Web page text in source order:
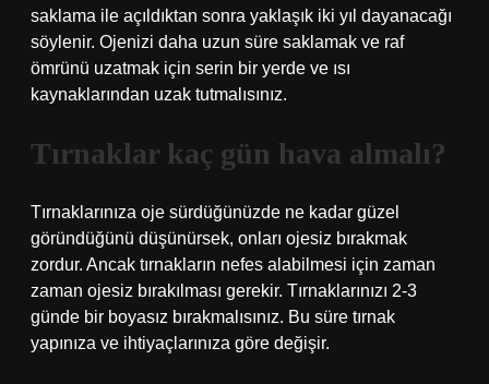
saklama ile açıldıktan sonra yaklaşık iki yıl dayanacağı
söylenir. Ojenizi daha uzun süre saklamak ve raf
ömrünü uzatmak için serin bir yerde ve ısı
kaynaklarından uzak tutmalısınız.
Tırnaklar kaç gün hava almalı?
Tırnaklarınıza oje sürdüğünüzde ne kadar güzel
göründüğünü düşünürsek, onları ojesiz bırakmak
zordur. Ancak tırnakların nefes alabilmesi için zaman
zaman ojesiz bırakılması gerekir. Tırnaklarınızı 2-3
günde bir boyasız bırakmalısınız. Bu süre tırnak
yapınıza ve ihtiyaçlarınıza göre değişir.